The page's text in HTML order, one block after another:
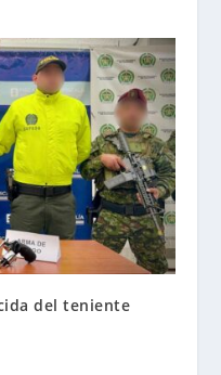
del teniente